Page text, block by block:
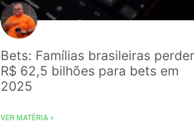
Bets: Famílias brasileiras
R$ 62,5 bilhões para bets em
2025
VER MATÉRIA »